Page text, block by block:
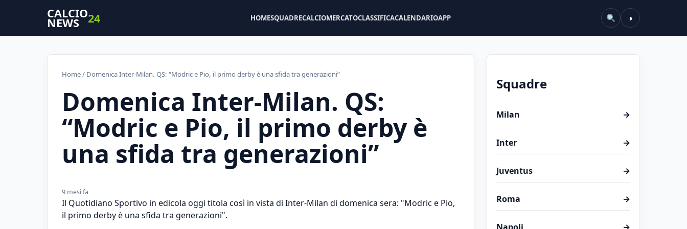
CALCIO
NEWS 24 HOMESQUADRECALCIOMERCATOCLASSIFICACALENDARIOAPP ◑
Home/ Domenica Inter-Milan. QS: “Modric e Pio, il primo derby è una sfida tra generazioni”
Domenica Inter-Milan. QS:
“Modric e Pio, il primo derby è
una sfida tra generazioni”
9 mesi fa
Il Quotidiano Sportivo in edicola oggi titola così in vista di Inter-Milan di domenica sera: "Modric e Pio,
il primo derby è una sfida tra generazioni".
Squadre
Milan →
Inter →
Juventus →
Roma →